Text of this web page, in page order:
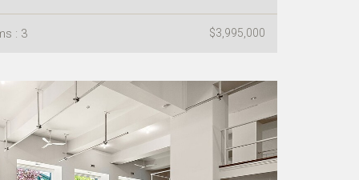
: 3 $3,995,000